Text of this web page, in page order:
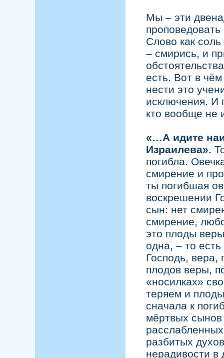
Мы – эти
Слово как
– смирись, и
есть. Вот в
нести это
исключения. И
кто вообще не
«…А идите
Израилева».
погибла.
смирение и
ты погибшая
воскрешении
сын: нет
смирение,
это плоды
одна, – то
Господь, вера,
плодов веры,
«носилках»
теряем и
сначала к
мёртвых
разбитых
нерадивости в